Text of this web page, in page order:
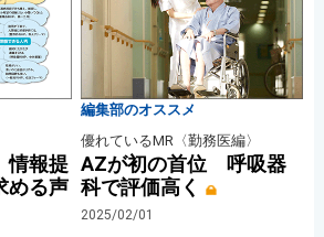
報提
める声
編集部のオススメ
優れているMR〈勤務医編〉
AZが初の首位 呼吸器
科で評価高く
2025/02/01